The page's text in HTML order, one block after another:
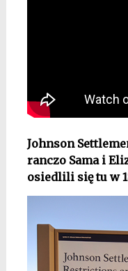
Johnson
ranczo Sama i
osiedlili się tu w